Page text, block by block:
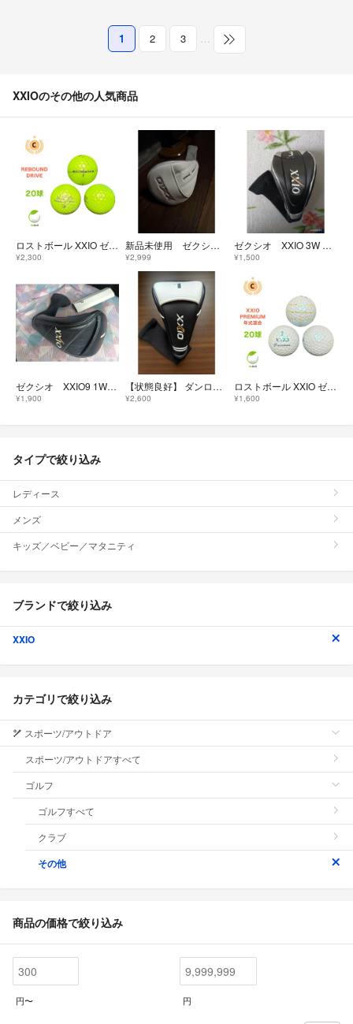
1 2 3 …
XXIOのその他の人気商品
ロストボール XXIO ゼクシオ リバウンドドライブ ライムイエロー 20球 Cランク ゴルフボール
¥2,300
新品未使用 ゼクシオ ドライバーカバー
¥2,999
ゼクシオ XXIO 3W FW ヘッドカバー 黒銀
¥1,500
ゼクシオ XXIO9 1W ドライバーヘッドカバー 黒 9
¥1,900
【状態良好】 ダンロップ XXIO11 ゼクシオ11 ドライバー用 ヘッドカバー
¥2,600
ロストボール XXIO ゼクシオ プレミアム ロイヤルグリーン 年式混合 20球 Cランク ゴルフボール
¥1,600
タイプで絞り込み
レディース
メンズ
キッズ／ベビー／マタニティ
ブランドで絞り込み
XXIO
カテゴリで絞り込み
スポーツ/アウトドア
スポーツ/アウトドアすべて
ゴルフ
ゴルフすべて
クラブ
その他
商品の価格で絞り込み
円〜 円